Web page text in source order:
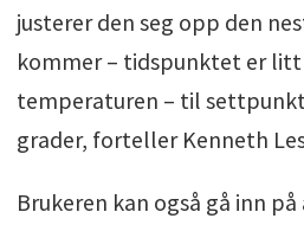
justerer den seg opp den
kommer – tidspunktet er litt
temperaturen – til
grader, forteller Kenneth
Brukeren kan også gå inn